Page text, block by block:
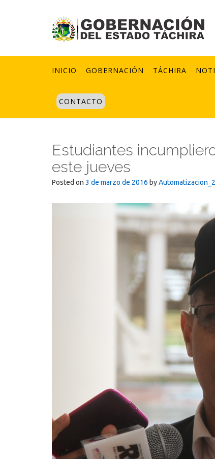
INICIO GOBERNACIÓN TÁCHIRA
CONTACTO
Estudiantes
este jueves
Posted on 3 de marzo de 2016 by